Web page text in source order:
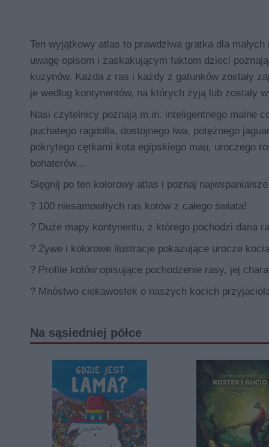
Ten wyjątkowy atlas to prawdziwa gratka dla
uwagę opisom i zaskakującym faktom dzieci
kuzynów. Każda z ras i każdy z gatunków zostały
je według kontynentów, na których żyją lub zostały
Nasi czytelnicy poznają m.in. inteligentnego maine
puchatego ragdolla, dostojnego lwa, potężnego
pokrytego cętkami kota egipskiego mau, uroczego
bohaterów...
Sięgnij po ten kolorowy atlas i poznaj
? 100 niesamowitych ras kotów z całego świata!
? Duże mapy kontynentu, z którego pochodzi dana
? Żywe i kolorowe ilustracje pokazujące urocze
? Profile kotów opisujące pochodzenie rasy, jej
? Mnóstwo ciekawostek o naszych kocich
Na sąsiedniej półce